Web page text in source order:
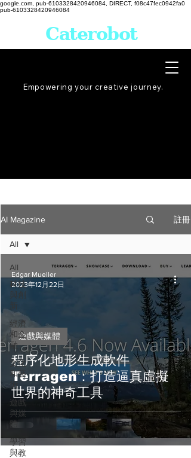
google.com, pub-6103328420946084, DIRECT, f08c47fec0942fa0
pub-6103328420946084
Empowering your creative journey.
Caterobot
AI Magazine 註冊
All
科技
與創
經濟
和金
融
文化
和藝
術
遊戲
與媒
體
學習
與教
All
程序化地形生成軟件
Terragen：打造逼真虛擬
世界的神奇工具
遊戲與媒體
Edgar Mueller
2023年12月22日